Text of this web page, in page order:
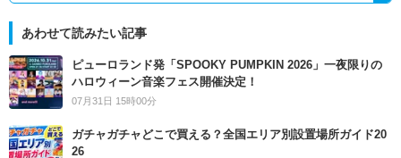
あわせて読みたい記事
ピューロランド発「SPOOKY PUMPKIN 2026」一夜限りの
ハロウィーン音楽フェス開催決定！
07月31日 15時00分
ガチャガチャどこで買える？全国エリア別設置場所ガイド20
26